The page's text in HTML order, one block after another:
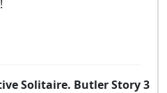
Solitaire. Butler Story 3